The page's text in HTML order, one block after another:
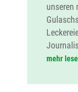
unseren
mehr